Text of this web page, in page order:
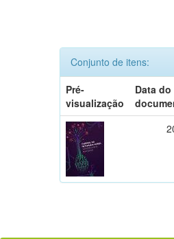
Conjunto de itens:
Pré-
visualização
Data do